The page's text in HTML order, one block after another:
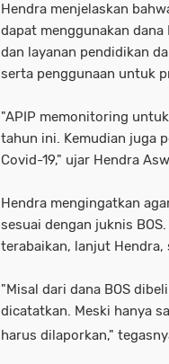
Hendra menjelaskan
dapat menggunakan
dan layanan pendidikan
serta penggunaan untuk
"APIP memonitoring
tahun ini. Kemudian juga
Covid-19," ujar Hendra
Hendra mengingatkan
sesuai dengan juknis
terabaikan, lanjut
"Misal dari dana BOS
dicatatkan. Meski hanya
harus dilaporkan,"